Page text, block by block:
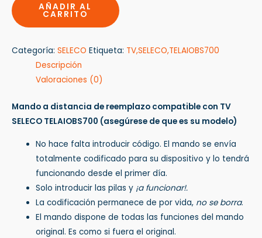
AÑADIR AL
CARRITO
Categoría: SELECO Etiqueta: TV,SELECO,TELAIOBS700
Descripción
Valoraciones (0)
Mando a distancia de reemplazo compatible con TV
SELECO TELAIOBS700 (asegúrese de que es su modelo)
No hace falta introducir código. El mando se envía
totalmente codificado para su dispositivo y lo tendrá
funcionando desde el primer día.
Solo introducir las pilas y ¡a funcionar!.
La codificación permanece de por vida, no se borra.
El mando dispone de todas las funciones del mando
original. Es como si fuera el original.